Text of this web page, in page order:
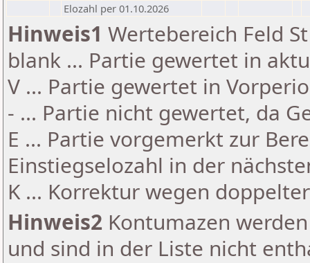
Elozahl per 01.10.2026
Hinweis1 Wertebereich Feld
blank ... Partie gewertet in
V ... Partie gewertet in
- ... Partie nicht gewertet, da
E ... Partie vorgemerkt zur
Einstiegselozahl in der
K ... Korrektur wegen
Hinweis2 Kontumazen
und sind in der Liste nicht